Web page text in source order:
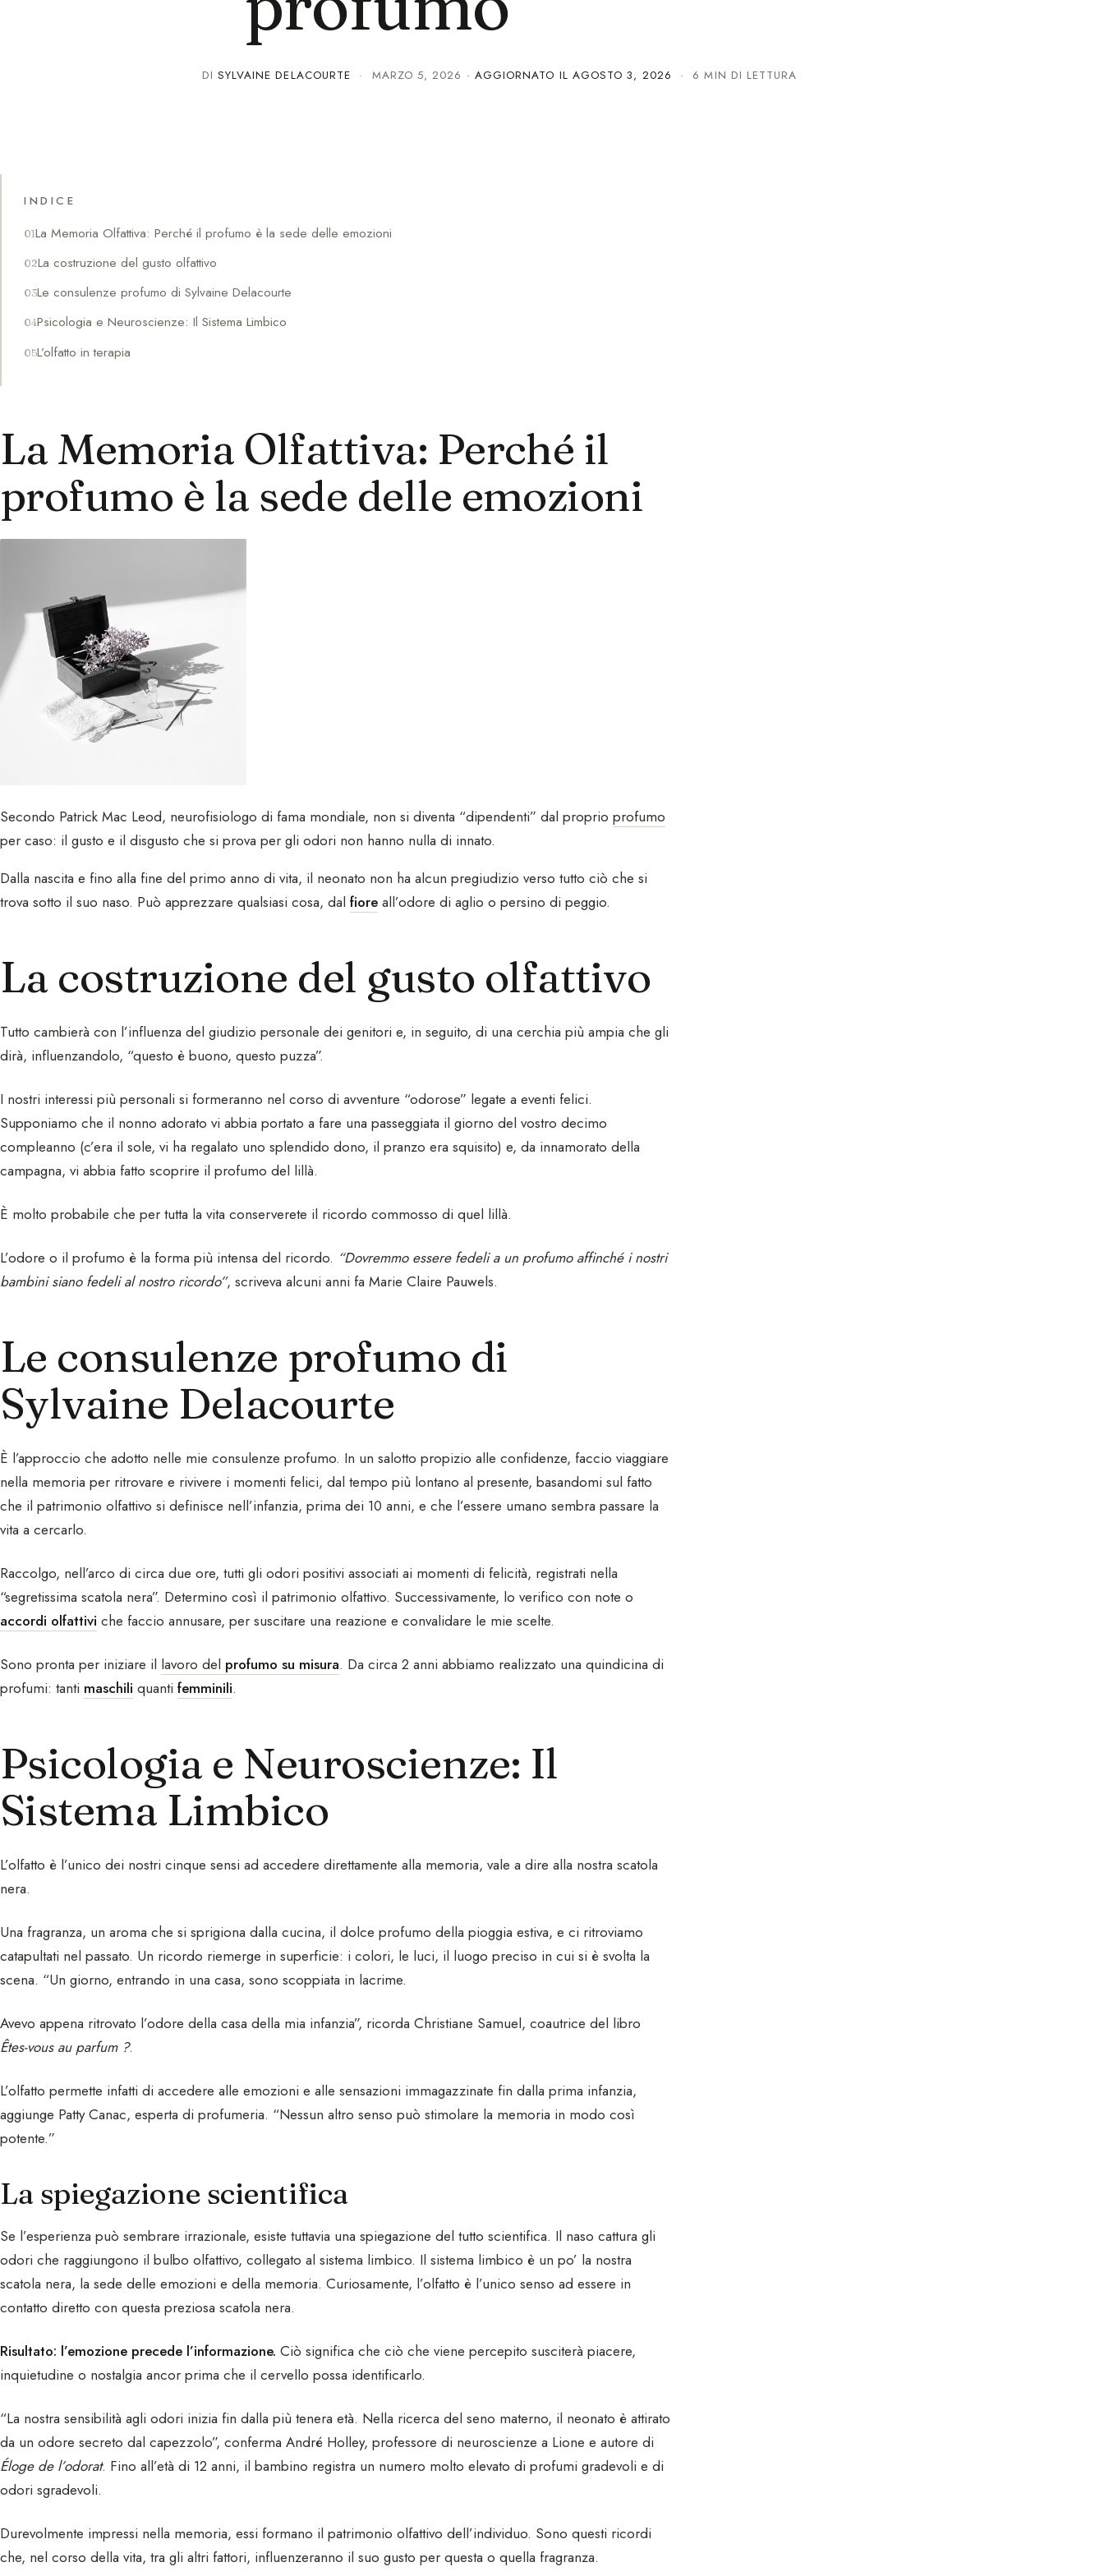
DI SYLVAINE DELACOURTE · MARZO 5, 2026 · AGGIORNATO IL AGOSTO 3, 2026 · 6 MIN DI LETTURA
INDICE
La Memoria Olfattiva: Perché il profumo è la sede delle emozioni
La costruzione del gusto olfattivo
Le consulenze profumo di Sylvaine Delacourte
Psicologia e Neuroscienze: Il Sistema Limbico
L’olfatto in terapia
La Memoria Olfattiva: Perché il
profumo è la sede delle emozioni
Secondo Patrick Mac Leod, neurofisiologo di fama mondiale, non si diventa “dipendenti” dal proprio profumo
per caso: il gusto e il disgusto che si prova per gli odori non hanno nulla di innato.
Dalla nascita e fino alla fine del primo anno di vita, il neonato non ha alcun pregiudizio verso tutto ciò che si
trova sotto il suo naso. Può apprezzare qualsiasi cosa, dal fiore all’odore di aglio o persino di peggio.
La costruzione del gusto olfattivo
Tutto cambierà con l’influenza del giudizio personale dei genitori e, in seguito, di una cerchia più ampia che gli
dirà, influenzandolo, “questo è buono, questo puzza”.
I nostri interessi più personali si formeranno nel corso di avventure “odorose” legate a eventi felici.
Supponiamo che il nonno adorato vi abbia portato a fare una passeggiata il giorno del vostro decimo
compleanno (c’era il sole, vi ha regalato uno splendido dono, il pranzo era squisito) e, da innamorato della
campagna, vi abbia fatto scoprire il profumo del lillà.
È molto probabile che per tutta la vita conserverete il ricordo commosso di quel lillà.
L’odore o il profumo è la forma più intensa del ricordo. “Dovremmo essere fedeli a un profumo affinché i nostri
bambini siano fedeli al nostro ricordo”, scriveva alcuni anni fa Marie Claire Pauwels.
Le consulenze profumo di
Sylvaine Delacourte
È l’approccio che adotto nelle mie consulenze profumo. In un salotto propizio alle confidenze, faccio viaggiare
nella memoria per ritrovare e rivivere i momenti felici, dal tempo più lontano al presente, basandomi sul fatto
che il patrimonio olfattivo si definisce nell’infanzia, prima dei 10 anni, e che l’essere umano sembra passare la
vita a cercarlo.
Raccolgo, nell’arco di circa due ore, tutti gli odori positivi associati ai momenti di felicità, registrati nella
“segretissima scatola nera”. Determino così il patrimonio olfattivo. Successivamente, lo verifico con note o
accordi olfattivi che faccio annusare, per suscitare una reazione e convalidare le mie scelte.
Sono pronta per iniziare il lavoro del profumo su misura. Da circa 2 anni abbiamo realizzato una quindicina di
profumi: tanti maschili quanti femminili.
Psicologia e Neuroscienze: Il
Sistema Limbico
L’olfatto è l’unico dei nostri cinque sensi ad accedere direttamente alla memoria, vale a dire alla nostra scatola
nera.
Una fragranza, un aroma che si sprigiona dalla cucina, il dolce profumo della pioggia estiva, e ci ritroviamo
catapultati nel passato. Un ricordo riemerge in superficie: i colori, le luci, il luogo preciso in cui si è svolta la
scena. “Un giorno, entrando in una casa, sono scoppiata in lacrime.
Avevo appena ritrovato l’odore della casa della mia infanzia”, ricorda Christiane Samuel, coautrice del libro
Êtes-vous au parfum ?.
L’olfatto permette infatti di accedere alle emozioni e alle sensazioni immagazzinate fin dalla prima infanzia,
aggiunge Patty Canac, esperta di profumeria. “Nessun altro senso può stimolare la memoria in modo così
potente.”
La spiegazione scientifica
Se l’esperienza può sembrare irrazionale, esiste tuttavia una spiegazione del tutto scientifica. Il naso cattura gli
odori che raggiungono il bulbo olfattivo, collegato al sistema limbico. Il sistema limbico è un po’ la nostra
scatola nera, la sede delle emozioni e della memoria. Curiosamente, l’olfatto è l’unico senso ad essere in
contatto diretto con questa preziosa scatola nera.
Risultato: l’emozione precede l’informazione. Ciò significa che ciò che viene percepito susciterà piacere,
inquietudine o nostalgia ancor prima che il cervello possa identificarlo.
“La nostra sensibilità agli odori inizia fin dalla più tenera età. Nella ricerca del seno materno, il neonato è attirato
da un odore secreto dal capezzolo”, conferma André Holley, professore di neuroscienze a Lione e autore di
Éloge de l’odorat. Fino all’età di 12 anni, il bambino registra un numero molto elevato di profumi gradevoli e di
odori sgradevoli.
Durevolmente impressi nella memoria, essi formano il patrimonio olfattivo dell’individuo. Sono questi ricordi
che, nel corso della vita, tra gli altri fattori, influenzeranno il suo gusto per questa o quella fragranza.